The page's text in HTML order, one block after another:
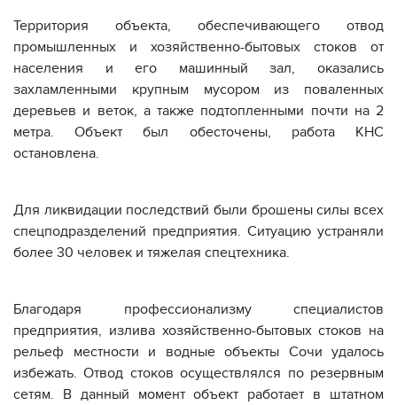
Территория объекта, обеспечивающего отвод
промышленных и хозяйственно-бытовых стоков от
населения и его машинный зал, оказались
захламленными крупным мусором из поваленных
деревьев и веток, а также подтопленными почти на 2
метра. Объект был обесточены, работа КНС
остановлена.
Для ликвидации последствий были брошены силы всех
спецподразделений предприятия. Ситуацию устраняли
более 30 человек и тяжелая спецтехника.
Благодаря профессионализму специалистов
предприятия, излива хозяйственно-бытовых стоков на
рельеф местности и водные объекты Сочи удалось
избежать. Отвод стоков осуществлялся по резервным
сетям. В данный момент объект работает в штатном